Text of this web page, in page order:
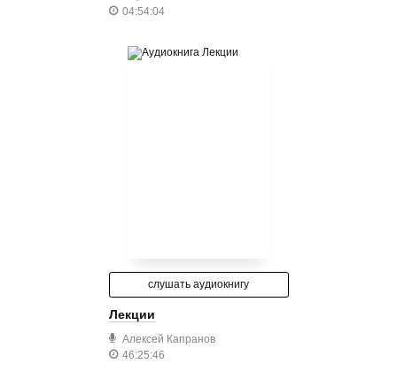
04:54:04
слушать аудиокнигу
Лекции
Алексей Капранов
46:25:46